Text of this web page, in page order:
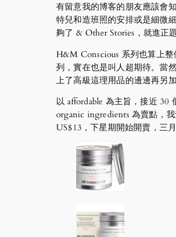
有留意我的博客的朋友應該會
特兒和造班照的安排或是細微
夠了 & Other Stories，就進正
H&M Conscious 系列也算上
列，實在也是叫人超期待。當
上了高級這理用品的邊邊再另
以 affordable 為主旨，接近
organic ingredients 為賣點，
US$13，下星期開始開賣，三